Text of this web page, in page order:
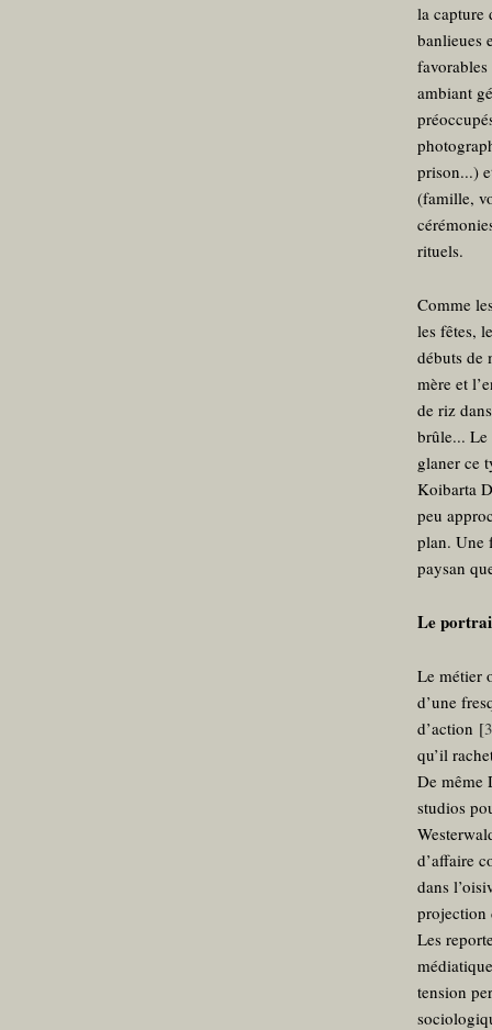
la capture
banlieues
ambiant
prison...)
(famille,
rituels.
Comme
les fêtes,
débuts de
mère et
de riz
brûle... Le
glaner ce
Koibarta
peu
plan. Une
paysan
Le
Le métier
d’une
d’action [
qu’il
De même
studios
d’affaire
dans
projection
Les
tension